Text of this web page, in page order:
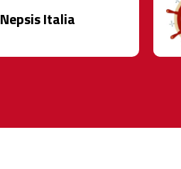
Nepsis Italia